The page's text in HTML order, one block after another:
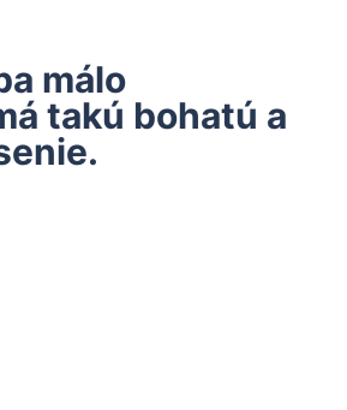
málo
takú bohatú a